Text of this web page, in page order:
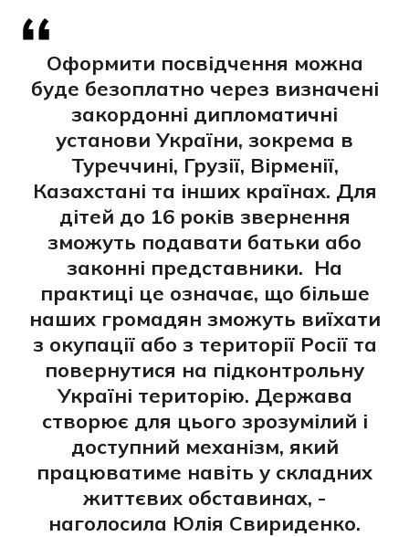
Оформити посвідчення можна
буде безоплатно через визначені
закордонні дипломатичні
установи України, зокрема в
Туреччині, Грузії, Вірменії,
Казахстані та інших країнах. Для
дітей до 16 років звернення
зможуть подавати батьки або
законні представники. На
практиці це означає, що більше
наших громадян зможуть виїхати
з окупації або з території Росії та
повернутися на підконтрольну
Україні територію. Держава
створює для цього зрозумілий і
доступний механізм, який
працюватиме навіть у складних
життєвих обставинах, -
наголосила Юлія Свириденко.